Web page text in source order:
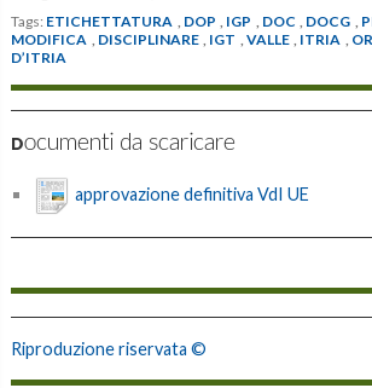
Tags: ETICHETTATURA , DOP , IGP , DOC , DOCG ,
MODIFICA , DISCIPLINARE , IGT , VALLE , ITRIA ,
D’ITRIA
Documenti da scaricare
approvazione definitiva VdI UE
Riproduzione riservata ©